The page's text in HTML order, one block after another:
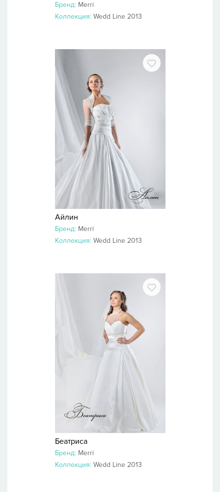
Бренд: Merri
Коллекция: Wedd Line 2013
Айлин
Бренд: Merri
Коллекция: Wedd Line 2013
Беатриса
Бренд: Merri
Коллекция: Wedd Line 2013